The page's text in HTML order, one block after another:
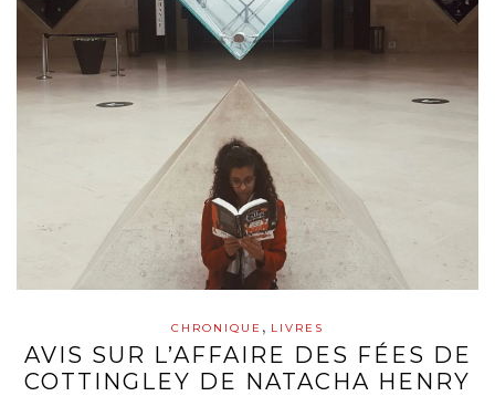
CHRONIQUE , LIVRES
AVIS SUR L’AFFAIRE DES FÉES DE
COTTINGLEY DE NATACHA HENRY